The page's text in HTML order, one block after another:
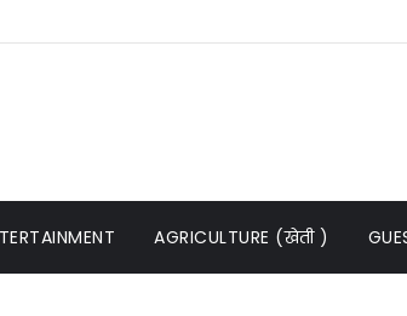
AGRICULTURE (खेती )